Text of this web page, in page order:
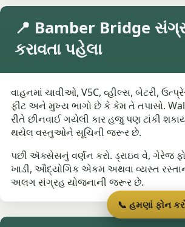
📍 Bamber Bridge
કરાવતા પહેલા
વાહનમાં ચાવીઓ, V5C, વ્હીલ્સ, બેટરી,
ફીટ અને મુખ્ય ભાગો છે કે કેમ તે તપાસો.
રીતે છીનવાઈ ગયેલી કાર હજુ પણ ટાંકી
થયેલ વસ્તુઓને સૂચિની જરૂર છે.
પછી ઍક્સેસનું વર્ણન કરો. ડ્રાઇવ વે, ગેરેજ
ખાડી, ઔદ્યોગિક એકમ અથવા વ્યસ્ત
અલગ સંગ્રહ યોજનાની જરૂર છે.
📞 હમણાં ફોન